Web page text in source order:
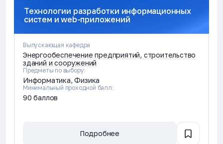
Технологии разработки информационных
систем и web-приложений
Выпускающая кафедра
Энергообеспечение предприятий, строительство
зданий и сооружений
Предметы по выбору:
Информатика, Физика
Минимальный проходной балл:
90 баллов
Подробнее